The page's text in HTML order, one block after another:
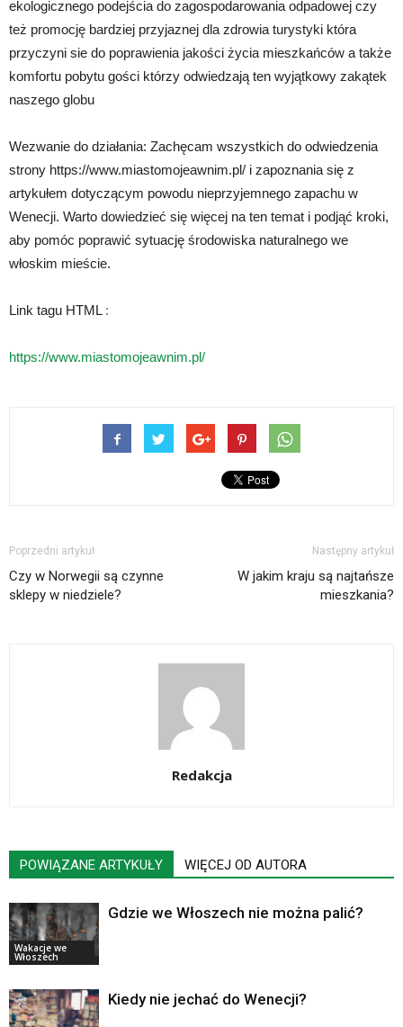
ekologicznego podejścia do zagospodarowania odpadowej czy
też promocję bardziej przyjaznej dla zdrowia turystyki która
przyczyni sie do poprawienia jakości życia mieszkańców a także
komfortu pobytu gości którzy odwiedzają ten wyjątkowy zakątek
naszego globu
Wezwanie do działania: Zachęcam wszystkich do odwiedzenia
strony https://www.miastomojeawnim.pl/ i zapoznania się z
artykułem dotyczącym powodu nieprzyjemnego zapachu w
Wenecji. Warto dowiedzieć się więcej na ten temat i podjąć kroki,
aby pomóc poprawić sytuację środowiska naturalnego we
włoskim mieście.
Link tagu HTML :
https://www.miastomojeawnim.pl/
Poprzedni artykuł
Czy w Norwegii są czynne
sklepy w niedziele?
Następny artykuł
W jakim kraju są najtańsze
mieszkania?
Redakcja
POWIĄZANE ARTYKUŁY WIĘCEJ OD AUTORA
Wakacje we
Włoszech
Gdzie we Włoszech nie można palić?
Kiedy nie jechać do Wenecji?